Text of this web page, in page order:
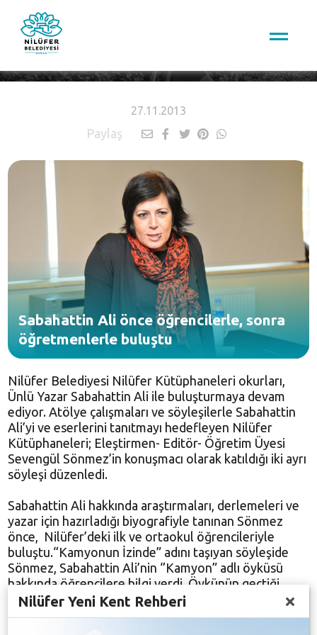
27.11.2013
Paylaş
Sabahattin Ali önce öğrencilerle, sonra
öğretmenlerle buluştu
Nilüfer Belediyesi Nilüfer Kütüphaneleri okurları,
Ünlü Yazar Sabahattin Ali ile buluşturmaya devam
ediyor. Atölye çalışmaları ve söyleşilerle Sabahattin
Ali’yi ve eserlerini tanıtmayı hedefleyen Nilüfer
Kütüphaneleri; Eleştirmen- Editör- Öğretim Üyesi
Sevengül Sönmez’in konuşmacı olarak katıldığı iki ayrı
söyleşi düzenledi.
Sabahattin Ali hakkında araştırmaları, derlemeleri ve
yazar için hazırladığı biyografiyle tanınan Sönmez
önce, Nilüfer’deki ilk ve ortaokul öğrencileriyle
buluştu.“Kamyonun İzinde” adını taşıyan söyleşide
Sönmez, Sabahattin Ali’nin “Kamyon” adlı öyküsü
hakkında öğrencilere bilgi verdi. Öykünün geçtiği
dönemi, öyküdeki kişileri anlatan Sönmez, çocukların
da düşüncelerini dinledi.
Nilüfer Yeni Kent Rehberi